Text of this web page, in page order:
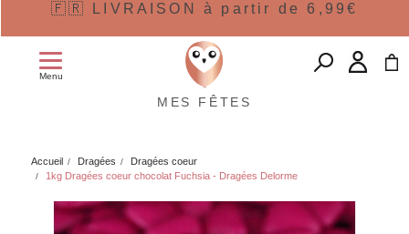
🇫🇷 LIVRAISON à partir de 6,99€
Menu
MES FÊTES
Accueil Dragées
Dragées coeur
1kg Dragées coeur chocolat Fuchsia - Dragées Delorme